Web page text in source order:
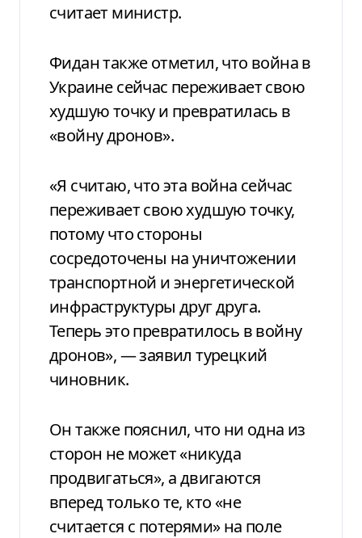
считает министр.
Фидан также отметил, что война в
Украине сейчас переживает свою
худшую точку и превратилась в
«войну дронов».
«Я считаю, что эта война сейчас
переживает свою худшую точку,
потому что стороны
сосредоточены на уничтожении
транспортной и энергетической
инфраструктуры друг друга.
Теперь это превратилось в войну
дронов», — заявил турецкий
чиновник.
Он также пояснил, что ни одна из
сторон не может «никуда
продвигаться», а двигаются
вперед только те, кто «не
считается с потерями» на поле